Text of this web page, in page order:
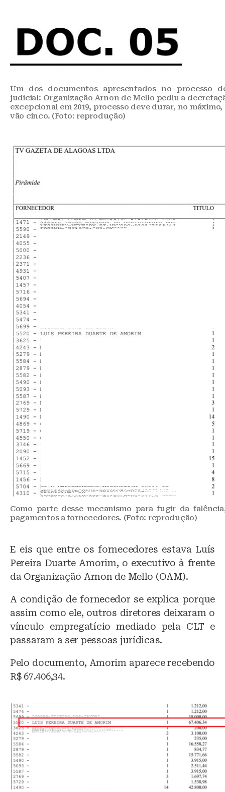
Um dos documentos apresentados no processo
judicial: Organização Arnon de Mello pediu a
excepcional em 2019, processo deve durar, no máximo,
vão cinco. (Foto: reprodução)
Como parte desse mecanismo para fugir da
pagamentos a fornecedores. (Foto: reprodução)
E eis que entre os fornecedores estava Luís
Pereira Duarte Amorim, o executivo à frente
da Organização Arnon de Mello (OAM).
A condição de fornecedor se explica porque
assim como ele, outros diretores deixaram o
vínculo empregatício mediado pela CLT e
passaram a ser pessoas jurídicas.
Pelo documento, Amorim aparece recebendo
R$ 67.406,34.